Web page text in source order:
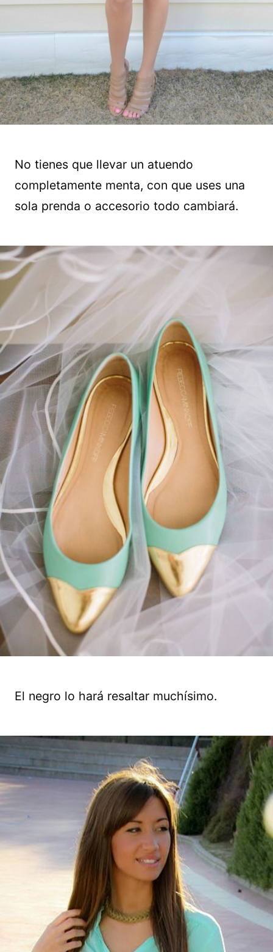
No tienes que llevar un atuendo
completamente menta, con que uses una
sola prenda o accesorio todo cambiará.
El negro lo hará resaltar muchísimo.